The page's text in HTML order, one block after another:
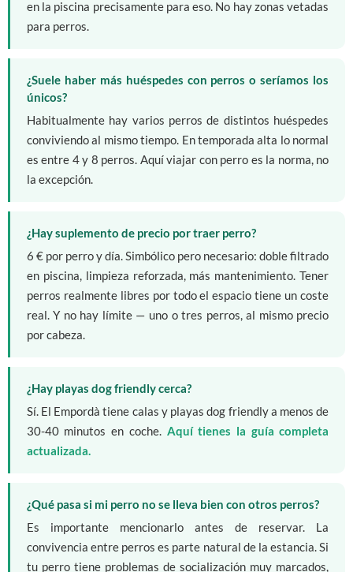
en la piscina precisamente para eso. No hay zonas vetadas
para perros.
¿Suele haber más huéspedes con perros o seríamos los
únicos?
Habitualmente hay varios perros de distintos huéspedes
conviviendo al mismo tiempo. En temporada alta lo normal
es entre 4 y 8 perros. Aquí viajar con perro es la norma, no
la excepción.
¿Hay suplemento de precio por traer perro?
6 € por perro y día. Simbólico pero necesario: doble filtrado
en piscina, limpieza reforzada, más mantenimiento. Tener
perros realmente libres por todo el espacio tiene un coste
real. Y no hay límite — uno o tres perros, al mismo precio
por cabeza.
¿Hay playas dog friendly cerca?
Sí. El Empordà tiene calas y playas dog friendly a menos de
30-40 minutos en coche. Aquí tienes la guía completa
actualizada.
¿Qué pasa si mi perro no se lleva bien con otros perros?
Es importante mencionarlo antes de reservar. La
convivencia entre perros es parte natural de la estancia. Si
tu perro tiene problemas de socialización muy marcados,